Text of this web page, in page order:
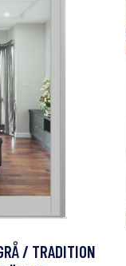
/ TRADITION